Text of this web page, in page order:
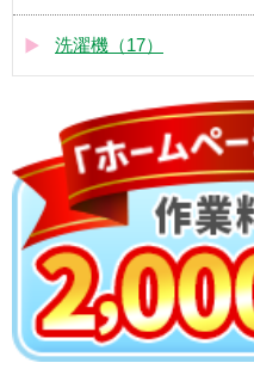
洗濯機（17）